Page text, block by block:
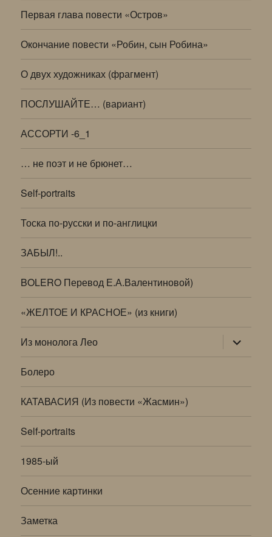
Первая глава повести «Остров»
Окончание повести «Робин, сын Робина»
О двух художниках (фрагмент)
ПОСЛУШАЙТЕ… (вариант)
АССОРТИ -6_1
… не поэт и не брюнет…
Self-portraits
Тоска по-русски и по-англицки
ЗАБЫЛ!..
BOLERO Перевод Е.А.Валентиновой)
«ЖЕЛТОЕ И КРАСНОЕ» (из книги)
Из монолога Лео раскрыть
дочернее
меню
Болеро
КАТАВАСИЯ (Из повести «Жасмин»)
Self-portraits
1985-ый
Осенние картинки
Заметка